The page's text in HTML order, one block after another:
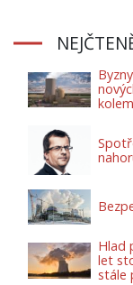
Hlad
let
stále